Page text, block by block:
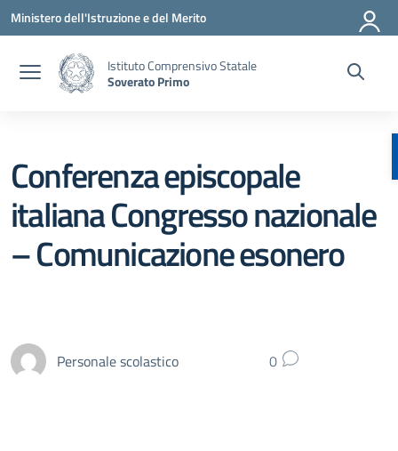
Vai ai contenuti
Vai al menu di navigazione
Vai al footer
Ministero dell'Istruzione e del Merito
Istituto Comprensivo Statale
Soverato Primo
Conferenza episcopale
italiana Congresso nazionale
– Comunicazione esonero
Personale scolastico 0